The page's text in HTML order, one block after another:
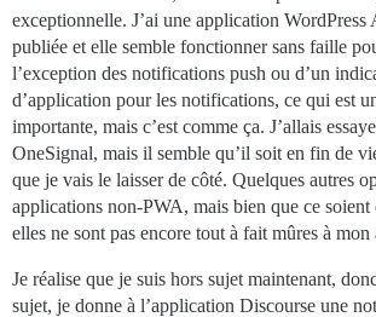
exceptionnelle. J’ai une application
publiée et elle semble fonctionner sans faille
l’exception des notifications push ou d’un
d’application pour les notifications, ce qui est
importante, mais c’est comme ça. J’allais
OneSignal, mais il semble qu’il soit en fin de
que je vais le laisser de côté. Quelques autres
applications non-PWA, mais bien que ce soient
elles ne sont pas encore tout à fait mûres à mon
Je réalise que je suis hors sujet maintenant,
sujet, je donne à l’application Discourse une